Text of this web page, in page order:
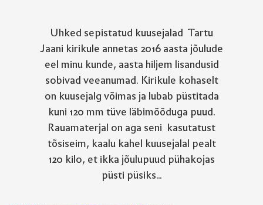
Uhked sepistatud kuusejalad Tartu
Jaani kirikule annetas 2016 aasta jõulude
eel minu kunde, aasta hiljem lisandusid
sobivad veeanumad. Kirikule kohaselt
on kuusejalg võimas ja lubab püstitada
kuni 120 mm tüve läbimõõduga puud.
Rauamaterjal on aga seni kasutatust
tõsiseim, kaalu kahel kuusejalal pealt
120 kilo, et ikka jõulupuud pühakojas
püsti püsiks...